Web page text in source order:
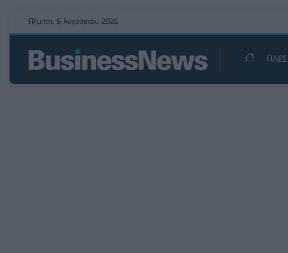
Πέμπτη, 6 Αυγούστου 2026
ΟΛΕΣ